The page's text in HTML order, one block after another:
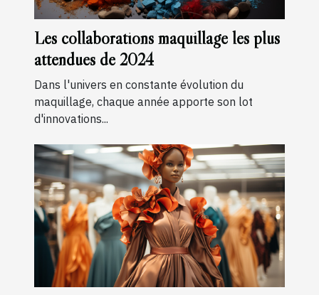
Les collaborations maquillage les plus
attendues de 2024
Dans l'univers en constante évolution du
maquillage, chaque année apporte son lot
d'innovations...